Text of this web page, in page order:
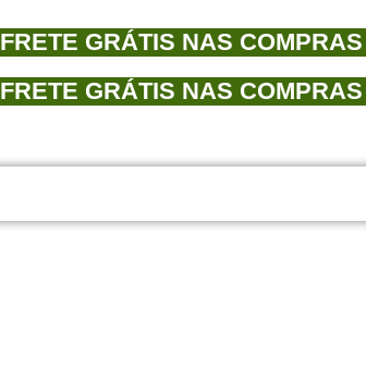
FRETE GRÁTIS NAS
FRETE GRÁTIS NAS